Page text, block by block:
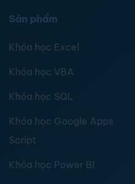
Sản phẩm
Khóa học Excel
Khóa học VBA
Khóa học SQL
Khóa học Google Apps
Script
Khóa học Power BI